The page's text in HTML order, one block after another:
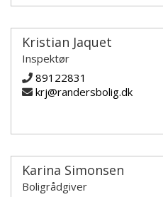
Kristian Jaquet
Inspektør
89122831
krj@randersbolig.dk
Karina Simonsen
Boligrådgiver